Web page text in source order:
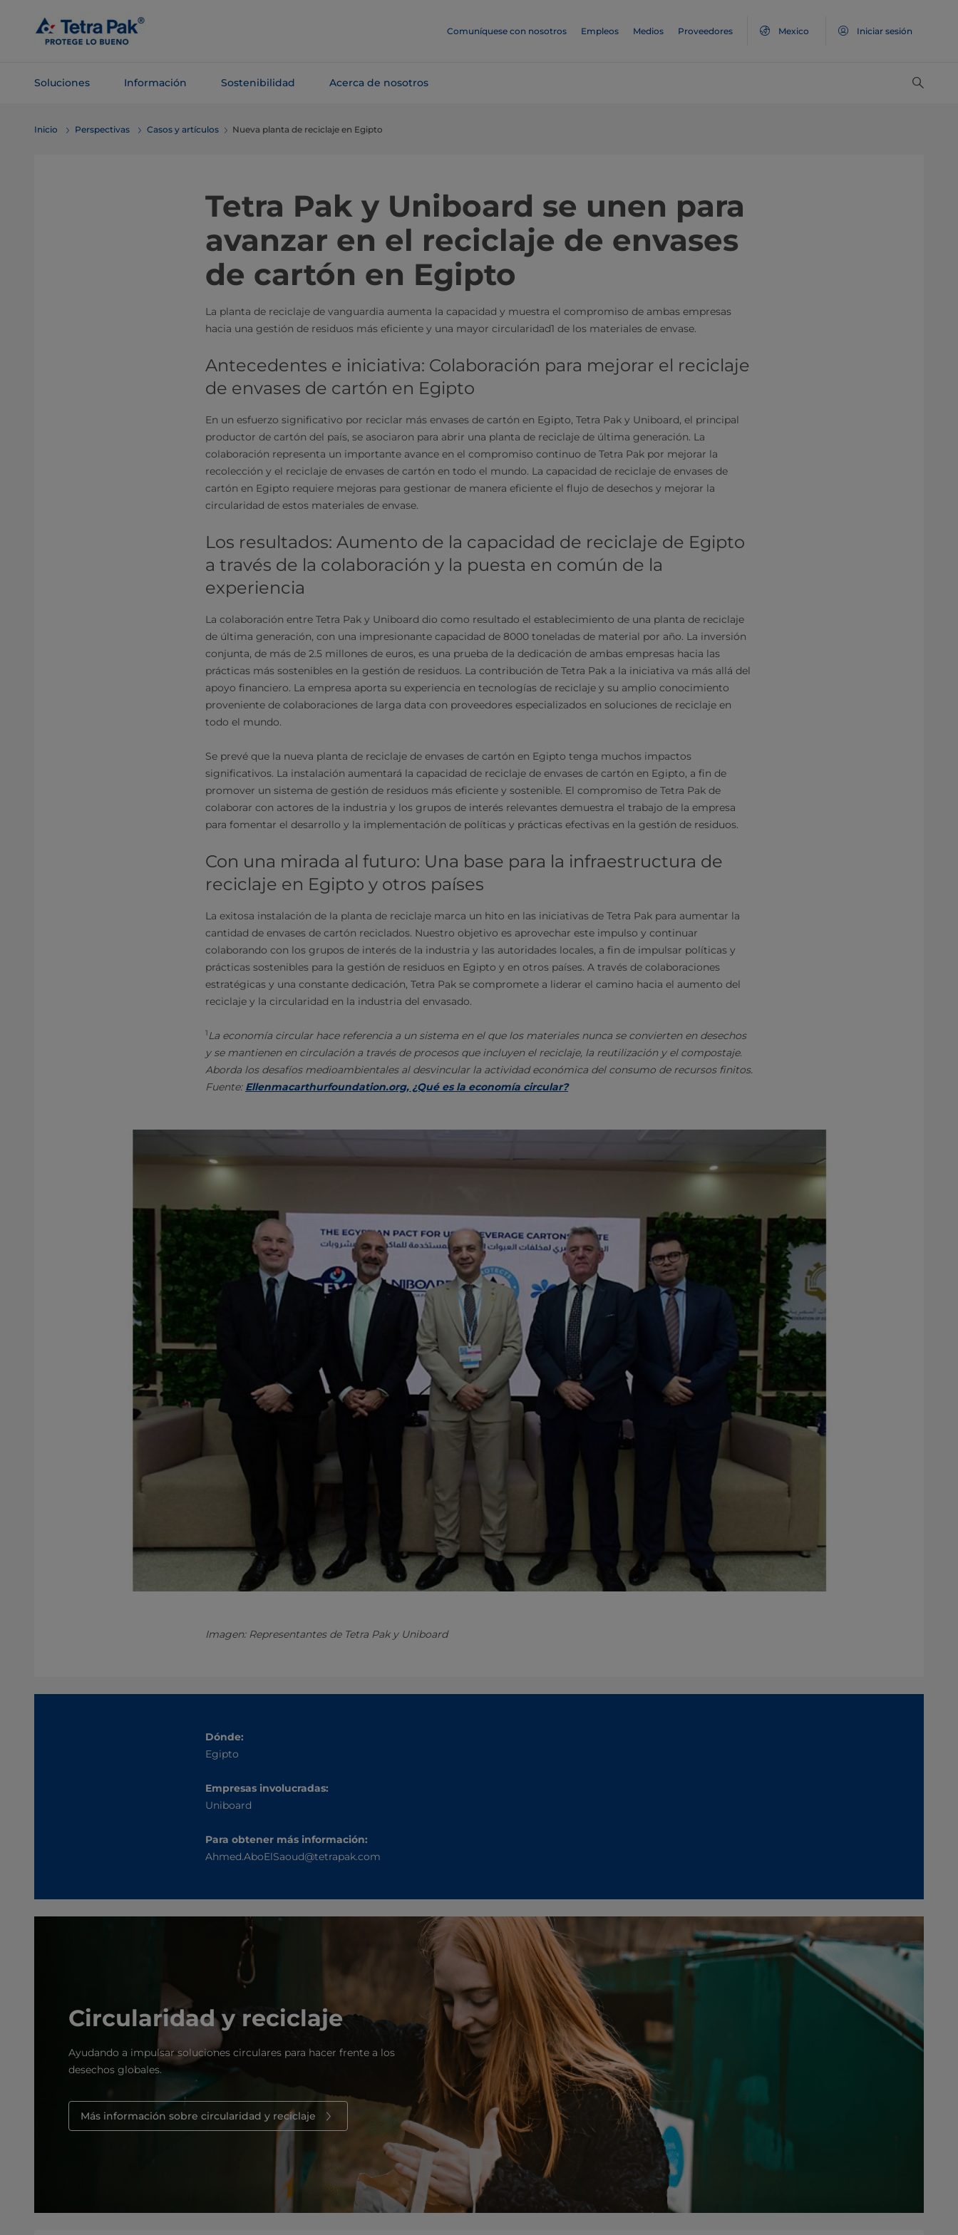
contenido
principal
Comuníquese con nosotros Empleos Medios Proveedores Mexico Iniciar sesión
Soluciones Información Sostenibilidad Acerca de nosotros
navegación
Inicio Perspectivas Casos y artículos Nueva planta de reciclaje en Egipto
Tetra Pak y Uniboard se unen para
avanzar en el reciclaje de envases
de cartón en Egipto
La planta de reciclaje de vanguardia aumenta la capacidad y muestra el compromiso de ambas empresas
hacia una gestión de residuos más eficiente y una mayor circularidad1 de los materiales de envase.
Antecedentes e iniciativa: Colaboración para mejorar el reciclaje
de envases de cartón en Egipto
En un esfuerzo significativo por reciclar más envases de cartón en Egipto, Tetra Pak y Uniboard, el principal
productor de cartón del país, se asociaron para abrir una planta de reciclaje de última generación. La
colaboración representa un importante avance en el compromiso continuo de Tetra Pak por mejorar la
recolección y el reciclaje de envases de cartón en todo el mundo. La capacidad de reciclaje de envases de
cartón en Egipto requiere mejoras para gestionar de manera eficiente el flujo de desechos y mejorar la
circularidad de estos materiales de envase.
Los resultados: Aumento de la capacidad de reciclaje de Egipto
a través de la colaboración y la puesta en común de la
experiencia
La colaboración entre Tetra Pak y Uniboard dio como resultado el establecimiento de una planta de reciclaje
de última generación, con una impresionante capacidad de 8000 toneladas de material por año. La inversión
conjunta, de más de 2.5 millones de euros, es una prueba de la dedicación de ambas empresas hacia las
prácticas más sostenibles en la gestión de residuos. La contribución de Tetra Pak a la iniciativa va más allá del
apoyo financiero. La empresa aporta su experiencia en tecnologías de reciclaje y su amplio conocimiento
proveniente de colaboraciones de larga data con proveedores especializados en soluciones de reciclaje en
todo el mundo.
Se prevé que la nueva planta de reciclaje de envases de cartón en Egipto tenga muchos impactos
significativos. La instalación aumentará la capacidad de reciclaje de envases de cartón en Egipto, a fin de
promover un sistema de gestión de residuos más eficiente y sostenible. El compromiso de Tetra Pak de
colaborar con actores de la industria y los grupos de interés relevantes demuestra el trabajo de la empresa
para fomentar el desarrollo y la implementación de políticas y prácticas efectivas en la gestión de residuos.
Con una mirada al futuro: Una base para la infraestructura de
reciclaje en Egipto y otros países
La exitosa instalación de la planta de reciclaje marca un hito en las iniciativas de Tetra Pak para aumentar la
cantidad de envases de cartón reciclados. Nuestro objetivo es aprovechar este impulso y continuar
colaborando con los grupos de interés de la industria y las autoridades locales, a fin de impulsar políticas y
prácticas sostenibles para la gestión de residuos en Egipto y en otros países. A través de colaboraciones
estratégicas y una constante dedicación, Tetra Pak se compromete a liderar el camino hacia el aumento del
reciclaje y la circularidad en la industria del envasado.
1La economía circular hace referencia a un sistema en el que los materiales nunca se convierten en desechos
y se mantienen en circulación a través de procesos que incluyen el reciclaje, la reutilización y el compostaje.
Aborda los desafíos medioambientales al desvincular la actividad económica del consumo de recursos finitos.
Fuente: Ellenmacarthurfoundation.org, ¿Qué es la economía circular?
Imagen: Representantes de Tetra Pak y Uniboard
Dónde:
Egipto
Empresas involucradas:
Uniboard
Para obtener más información:
Ahmed.AboElSaoud@tetrapak.com
Circularidad y reciclaje
Ayudando a impulsar soluciones circulares para hacer frente a los
desechos globales.
Más información sobre circularidad y reciclaje